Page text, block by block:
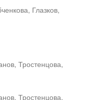
Глазков,
Тростенцова,
Тростенцова,